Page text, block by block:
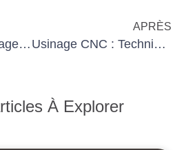
Introduction à l’usinage : découvrir le fonctionnement du code CN
APRÈS
Usinage CNC : Techniques de contrôle qualité pour pièces complexes
À Explorer